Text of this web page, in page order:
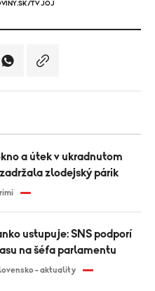
TV JOJ
zlodejský párik
na šéfa parlamentu
- aktuality